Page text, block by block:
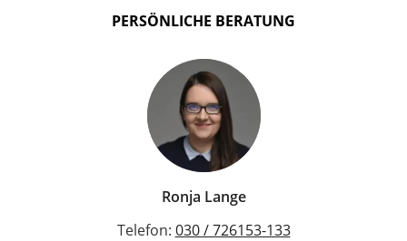
PERSÖNLICHE BERATUNG
Ronja Lange
Telefon: 030 / 726153-133